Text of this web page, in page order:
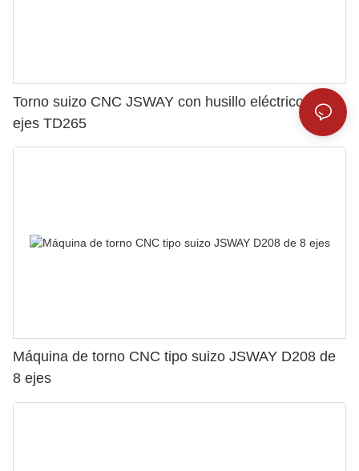
Torno suizo CNC JSWAY con husillo eléctrico de 5
ejes TD265
Máquina de torno CNC tipo suizo JSWAY D208 de
8 ejes